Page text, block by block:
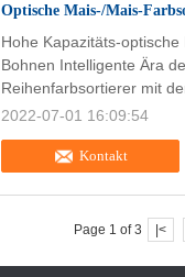
Optische Mais-/Mais-
Kontakt
Hohe Kapazitäts-
Bohnen Intelligente Ära
Reihenfarbsortierer mit
2022-07-01 16:09:54
Page 1 of 3 |<